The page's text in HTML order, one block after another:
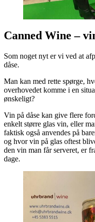
Canned Wine –
Som noget nyt er vi ved at
dåse.
Man kan med rette spørge,
overhovedet komme i en
ønskeligt?
Vin på dåse kan give flere
enkelt større glas vin, eller
faktisk også anvendes på
og hvor vin på glas oftest
den vin man får serveret, er
dage.